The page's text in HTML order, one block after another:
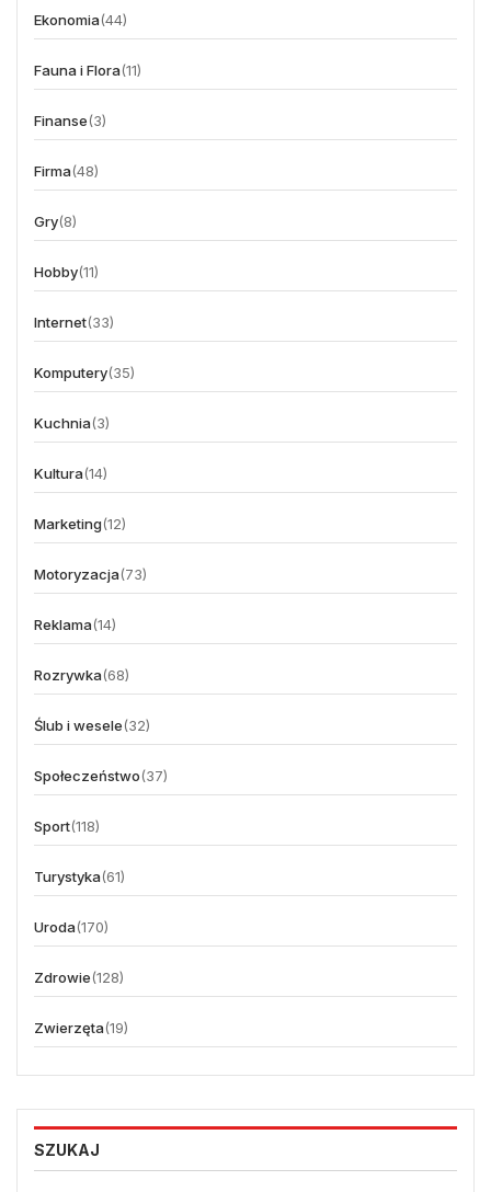
Ekonomia(44)
Fauna i Flora(11)
Finanse(3)
Firma(48)
Gry(8)
Hobby(11)
Internet(33)
Komputery(35)
Kuchnia(3)
Kultura(14)
Marketing(12)
Motoryzacja(73)
Reklama(14)
Rozrywka(68)
Ślub i wesele(32)
Społeczeństwo(37)
Sport(118)
Turystyka(61)
Uroda(170)
Zdrowie(128)
Zwierzęta(19)
SZUKAJ